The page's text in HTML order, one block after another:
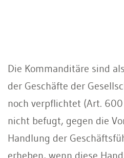
Die Kommanditäre sind
der Geschäfte der
noch verpflichtet (Art. 600
nicht befugt, gegen die
Handlung der
erheben, wenn diese